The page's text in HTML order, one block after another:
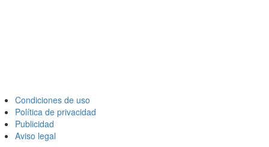
Condiciones de uso
Política de privacidad
Publicidad
Aviso legal